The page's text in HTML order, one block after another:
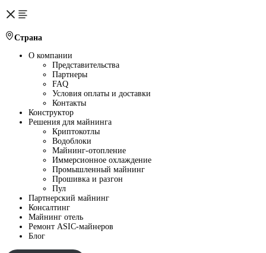
Страна
О компании
Представительства
Партнеры
FAQ
Условия оплаты и доставки
Контакты
Конструктор
Решения для майнинга
Криптокотлы
Водоблоки
Майнинг-отопление
Иммерсионное охлаждение
Промышленный майнинг
Прошивка и разгон
Пул
Партнерский майнинг
Консалтинг
Майнинг отель
Ремонт ASIC-майнеров
Блог